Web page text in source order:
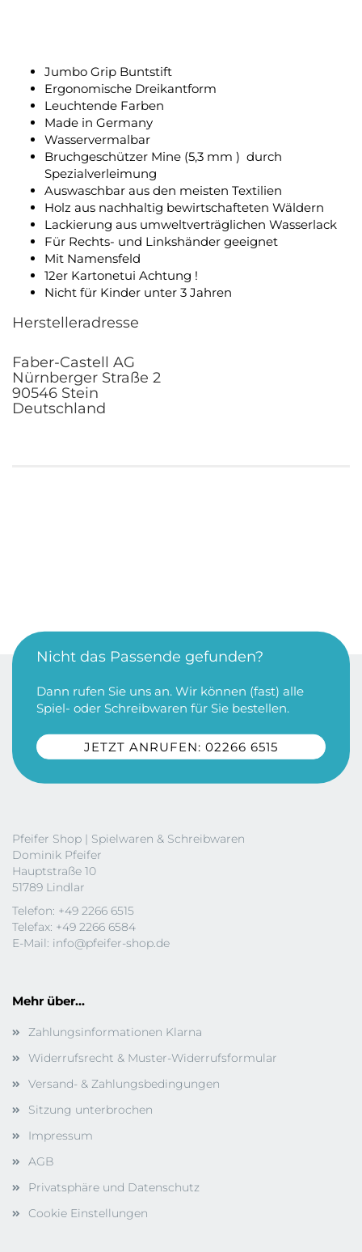
Jumbo Grip Buntstift
Ergonomische Dreikantform
Leuchtende Farben
Made in Germany
Wasservermalbar
Bruchgeschützer Mine (5,3 mm ) durch
Spezialverleimung
Auswaschbar aus den meisten Textilien
Holz aus nachhaltig bewirtschafteten Wäldern
Lackierung aus umweltverträglichen Wasserlack
Für Rechts- und Linkshänder geeignet
Mit Namensfeld
12er Kartonetui Achtung !
Nicht für Kinder unter 3 Jahren
Herstelleradresse
Faber-Castell AG
Nürnberger Straße 2
90546 Stein
Deutschland
Nicht das Passende gefunden?
Dann rufen Sie uns an. Wir können (fast) alle
Spiel- oder Schreibwaren für Sie bestellen.
JETZT ANRUFEN: 02266 6515
Pfeifer Shop | Spielwaren & Schreibwaren
Dominik Pfeifer
Hauptstraße 10
51789 Lindlar
Telefon: +49 2266 6515
Telefax: +49 2266 6584
E-Mail: info@pfeifer-shop.de
Mehr über...
Zahlungsinformationen Klarna
Widerrufsrecht & Muster-Widerrufsformular
Versand- & Zahlungsbedingungen
Sitzung unterbrochen
Impressum
AGB
Privatsphäre und Datenschutz
Cookie Einstellungen